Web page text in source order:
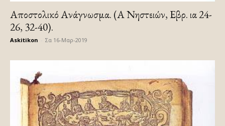
Αποστολικό Ανάγνωσμα. (Α Νηστειών, Εβρ. ια 24-
26, 32-40).
Askitikon Σα 16-Μαρ-2019